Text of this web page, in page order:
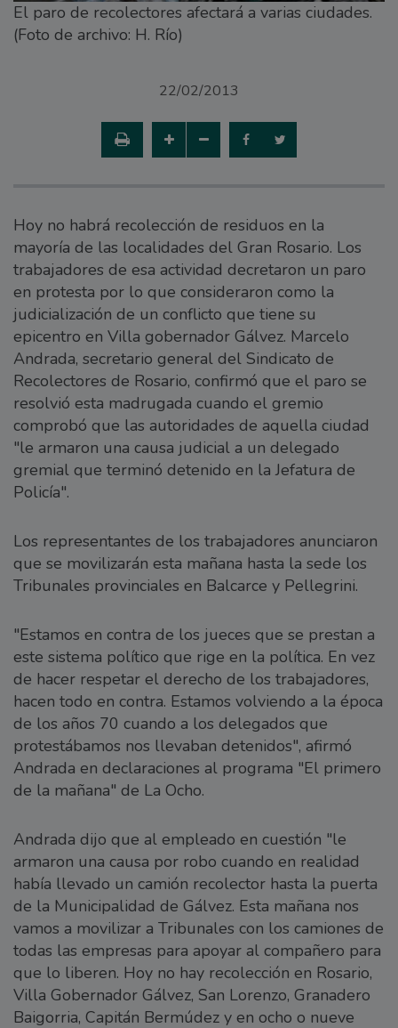
El paro de recolectores afectará a varias ciudades.
(Foto de archivo: H. Río)
22/02/2013
Hoy no habrá recolección de residuos en la
mayoría de las localidades del Gran Rosario. Los
trabajadores de esa actividad decretaron un paro
en protesta por lo que consideraron como la
judicialización de un conflicto que tiene su
epicentro en Villa gobernador Gálvez. Marcelo
Andrada, secretario general del Sindicato de
Recolectores de Rosario, confirmó que el paro se
resolvió esta madrugada cuando el gremio
comprobó que las autoridades de aquella ciudad
"le armaron una causa judicial a un delegado
gremial que terminó detenido en la Jefatura de
Policía".
Los representantes de los trabajadores anunciaron
que se movilizarán esta mañana hasta la sede los
Tribunales provinciales en Balcarce y Pellegrini.
"Estamos en contra de los jueces que se prestan a
este sistema político que rige en la política. En vez
de hacer respetar el derecho de los trabajadores,
hacen todo en contra. Estamos volviendo a la época
de los años 70 cuando a los delegados que
protestábamos nos llevaban detenidos", afirmó
Andrada en declaraciones al programa "El primero
de la mañana" de La Ocho.
Andrada dijo que al empleado en cuestión "le
armaron una causa por robo cuando en realidad
había llevado un camión recolector hasta la puerta
de la Municipalidad de Gálvez. Esta mañana nos
vamos a movilizar a Tribunales con los camiones de
todas las empresas para apoyar al compañero para
que lo liberen. Hoy no hay recolección en Rosario,
Villa Gobernador Gálvez, San Lorenzo, Granadero
Baigorria, Capitán Bermúdez y en ocho o nueve